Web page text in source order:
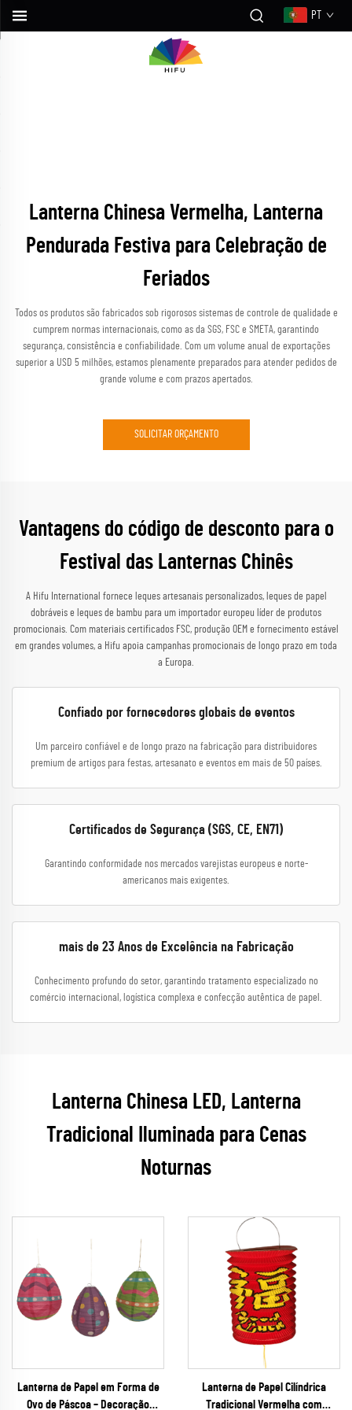
PT
Lanterna Chinesa Vermelha, Lanterna
Pendurada Festiva para Celebração de
Feriados
Todos os produtos são fabricados sob rigorosos sistemas de controle de qualidade e
cumprem normas internacionais, como as da SGS, FSC e SMETA, garantindo
segurança, consistência e confiabilidade. Com um volume anual de exportações
superior a USD 5 milhões, estamos plenamente preparados para atender pedidos de
grande volume e com prazos apertados.
SOLICITAR ORÇAMENTO
Vantagens do código de desconto para o
Festival das Lanternas Chinês
A Hifu International fornece leques artesanais personalizados, leques de papel
dobráveis e leques de bambu para um importador europeu líder de produtos
promocionais. Com materiais certificados FSC, produção OEM e fornecimento estável
em grandes volumes, a Hifu apoia campanhas promocionais de longo prazo em toda
a Europa.
Confiado por fornecedores globais de eventos
Um parceiro confiável e de longo prazo na fabricação para distribuidores
premium de artigos para festas, artesanato e eventos em mais de 50 países.
Certificados de Segurança (SGS, CE, EN71)
Garantindo conformidade nos mercados varejistas europeus e norte-
americanos mais exigentes.
mais de 23 Anos de Excelência na Fabricação
Conhecimento profundo do setor, garantindo tratamento especializado no
comércio internacional, logística complexa e confecção autêntica de papel.
Lanterna Chinesa LED, Lanterna
Tradicional Iluminada para Cenas
Noturnas
Lanterna de Papel em Forma de
Ovo de Páscoa – Decoração
Lanterna de Papel Cilíndrica
Tradicional Vermelha com